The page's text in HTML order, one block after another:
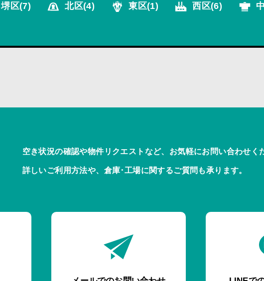
堺区(7) 北区(4) 東区(1) 西区(6)
空き状況の確認や物件リクエストなど、お気軽にお問い合わせく
詳しいご利用方法や、倉庫･工場に関するご質問も承ります。